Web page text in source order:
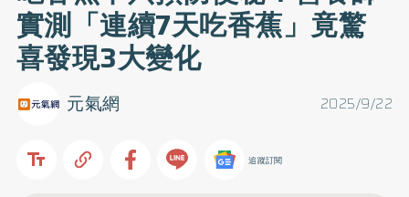
實測「連續7天吃香蕉」竟驚
喜發現3大變化
2025/9/22
元氣網
追蹤訂閱